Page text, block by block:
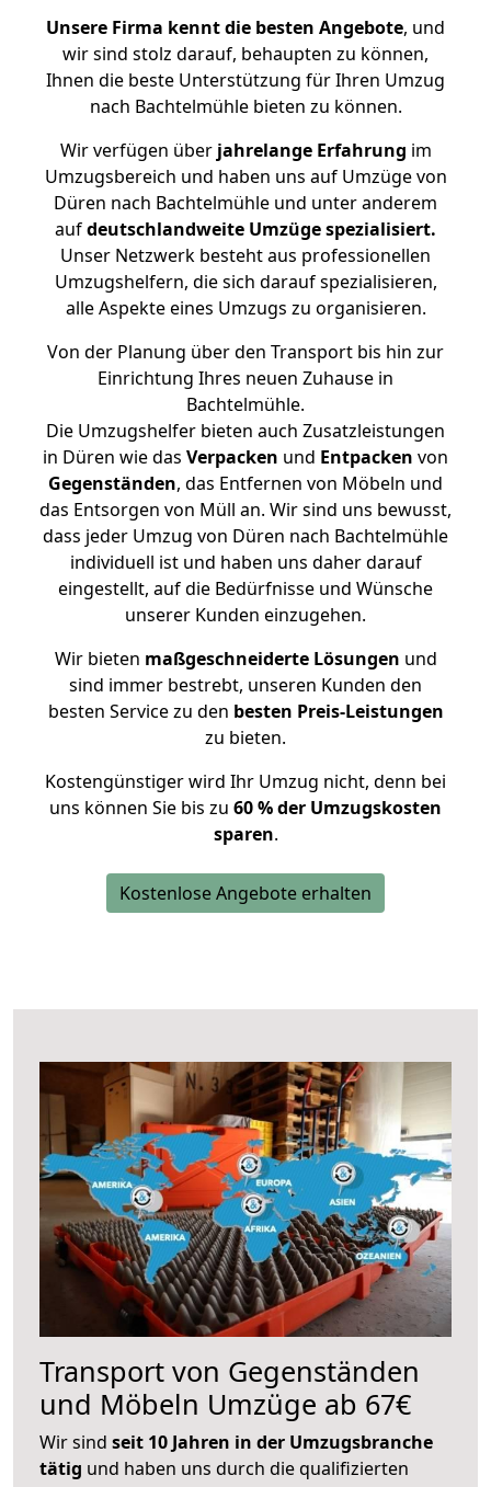
Unsere Firma kennt die besten Angebote, und
wir sind stolz darauf, behaupten zu können,
Ihnen die beste Unterstützung für Ihren Umzug
nach Bachtelmühle bieten zu können.
Wir verfügen überjahrelange Erfahrung im
Umzugsbereich und haben uns auf Umzüge von
Düren nach Bachtelmühle und unter anderem
aufdeutschlandweite Umzüge spezialisiert.
Unser Netzwerk besteht aus professionellen
Umzugshelfern, die sich darauf spezialisieren,
alle Aspekte eines Umzugs zu organisieren.
Von der Planung über den Transport bis hin zur
Einrichtung Ihres neuen Zuhause in
Bachtelmühle.
Die Umzugshelfer bieten auch Zusatzleistungen
in Düren wie das Verpacken und Entpacken von
Gegenständen, das Entfernen von Möbeln und
das Entsorgen von Müll an. Wir sind uns bewusst,
dass jeder Umzug von Düren nach Bachtelmühle
individuell ist und haben uns daher darauf
eingestellt, auf die Bedürfnisse und Wünsche
unserer Kunden einzugehen.
Wir bieten maßgeschneiderte Lösungen und
sind immer bestrebt, unseren Kunden den
besten Service zu den besten Preis-Leistungen
zu bieten.
Kostengünstiger wird Ihr Umzug nicht, denn bei
uns können Sie bis zu 60 % der Umzugskosten
sparen.
Kostenlose Angebote erhalten
Transport von Gegenständen
und Möbeln Umzüge ab 67€
Wir sind seit 10 Jahren in der Umzugsbranche
tätig und haben uns durch die qualifizierten